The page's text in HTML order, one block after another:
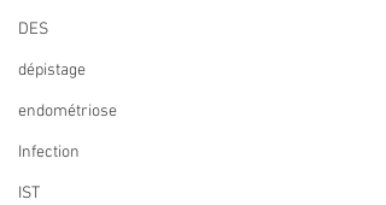
DES
dépistage
endométriose
Infection
IST